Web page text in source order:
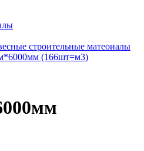
строительные матеоиалы
(166шт=м3)